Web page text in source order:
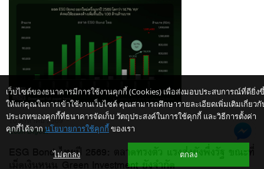
10 สิงหาคม 2569
Econ Digest
ESG Bond ไทยปี 2569: ตลาดทรงตัว แรงส่งยังพึ่งรัฐ ขณะที่
เม็ดเงินหนุน Green Investment ยังจำกัด
เว็บไซต์ของธนาคารมีการใช้งานคุกกี้ (Cookies) เพื่อส่งมอบประสบการณ์ที่ดียิ่ง
ให้แก่คุณในการเข้าใช้งานเว็บไซต์ คุณสามารถศึกษารายละเอียดเพิ่มเติมเกี่ยวกั
ประเภทของคุกกี้ที่ธนาคารจัดเก็บ วัตถุประสงค์ในการใช้คุกกี้ และวิธีการตั้งค่า
คุกกี้ได้จาก นโยบายการใช้คุกกี้ ของเรา
ไม่ตกลง ตกลง